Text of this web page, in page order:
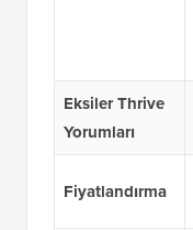
Eksiler Thrive
Yorumları
Fiyatlandırma